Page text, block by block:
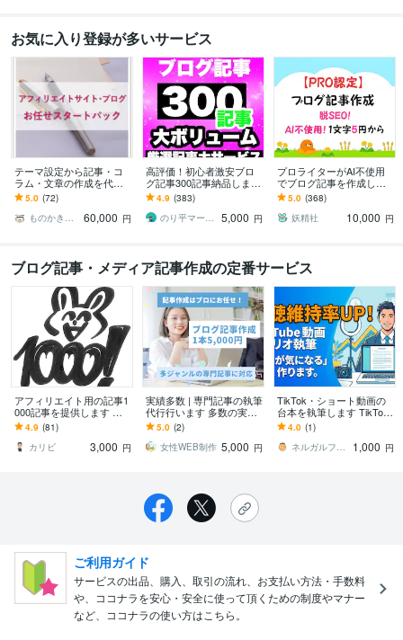
お気に入り登録が多いサービス
テーマ設定から記事・コ
ラム・文章の作成を代行
します 法人/個人◆アフィ
リエイト・記事・ブログ
お任せスタートパック
5.0 (72)
ものかき（affection）
60,000 円
高評価！初心者激安ブロ
グ記事300記事納品します
最安値！使えるアフェリ
エイト記事を300記事❗️
4.9 (383)
のり平マーケティング戦略
5,000 円
プロライターがAI不使用
でブログ記事を作成しま
す 人の手で「読みやす
い」「わかりやすい」
「伝わる」ブログ記事を
5.0 (368)
妖精社
10,000 円
ブログ記事・メディア記事作成の定番サービス
アフィリエイト用の記事1
000記事を提供します ブ
ログやサイトの更新に使
える記事1記事3円の激安
提供！
4.9 (81)
カリビ
3,000 円
実績多数 | 専門記事の執筆
代行行います 多数の実績
で高品質な記事を1本5,00
0円でご提供
5.0 (2)
女性WEB制作 5,000 円
TikTok・ショート動画の
台本を執筆します TikTo
k・ショート動画の台本執
筆！冒頭2秒で惹きつける
4.0 (1)
ネルガルファクトリー
1,000 円
ご利用ガイド
サービスの出品、購入、取引の流れ、お支払い方法・手数料
や、ココナラを安心・安全に使って頂くための制度やマナー
など、ココナラの使い方はこちら。